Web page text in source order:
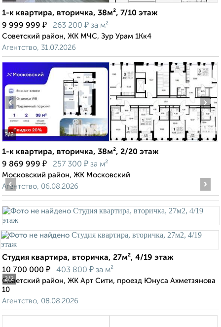
1-к квартира, вторичка, 38м², 7/10 этаж
9 999 999 ₽ 263 200 ₽ за м²
Советский район, ЖК МЧС, Зур Урам 1Кк4
Агентство, 31.07.2026
2/2
‹ ›
1-к квартира, вторичка, 38м², 2/20 этаж
9 869 999 ₽ 257 300 ₽ за м²
Московский район, ЖК Московский
Агентство, 06.08.2026
2/2
‹ ›
Студия квартира, вторичка, 27м², 4/19 этаж
10 700 000 ₽ 403 800 ₽ за м²
Советский район, ЖК Арт Сити, проезд Юнуса Ахметзянова
10
Агентство, 08.08.2026